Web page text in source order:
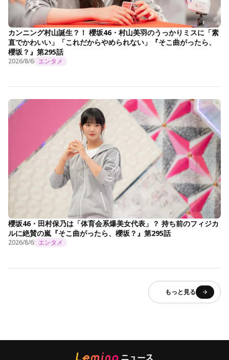
カンニング村山誕生？！ 櫻坂46・村山美羽のうっかりミスに「素
直でかわいい」「これだからやめられない」『そこ曲がったら、
櫻坂？』第295話
2026/8/6 エンタメ
櫻坂46・田村保乃は「体育会系爆美女代表」？ 持ち前のフィジカ
ルに絶賛の嵐『そこ曲がったら、櫻坂？』第295話
2026/8/6 エンタメ
もっと見る